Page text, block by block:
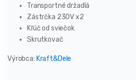
Transportné držadlá
Zástrčka 230V x2
Kľúč od sviečok
Skrutkovač
Výrobca: Kraft&Dele